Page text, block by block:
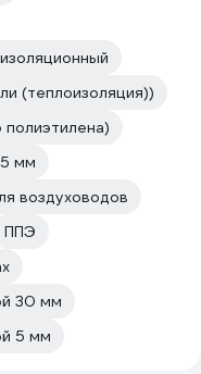
(теплоизоляция))
мм
воздуховодов
ППЭ
30 мм
5 мм